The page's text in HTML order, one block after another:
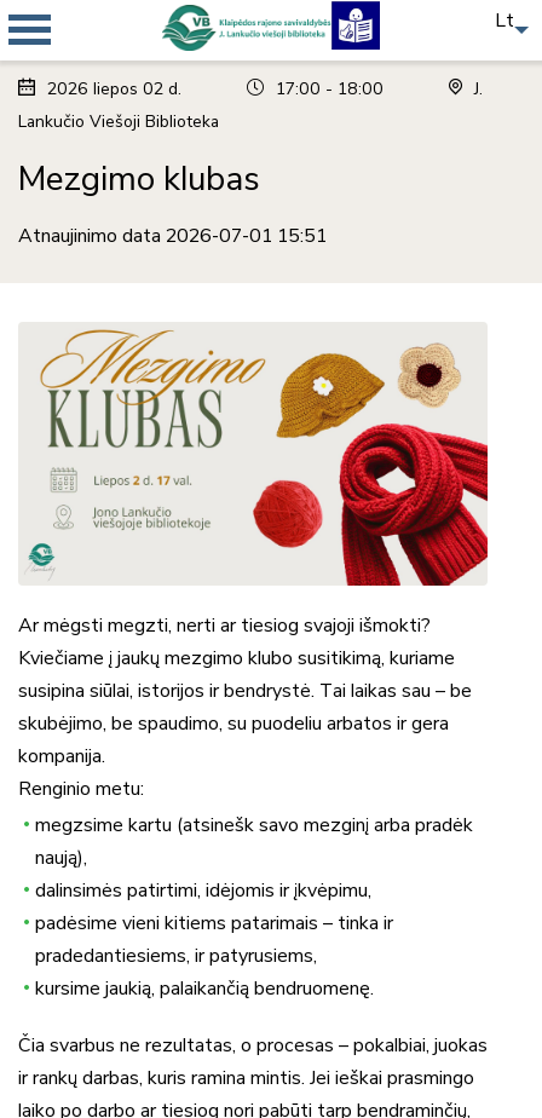
2026 liepos 02 d. 17:00 - 18:00
J.
Lankučio Viešoji Biblioteka
Mezgimo klubas
Atnaujinimo data 2026-07-01 15:51
Ar mėgsti megzti, nerti ar tiesiog svajoji išmokti?
Kviečiame į jaukų mezgimo klubo susitikimą, kuriame
susipina siūlai, istorijos ir bendrystė. Tai laikas sau – be
skubėjimo, be spaudimo, su puodeliu arbatos ir gera
kompanija.
Renginio metu:
megzsime kartu (atsinešk savo mezginį arba pradėk
naują),
dalinsimės patirtimi, idėjomis ir įkvėpimu,
padėsime vieni kitiems patarimais – tinka ir
pradedantiesiems, ir patyrusiems,
kursime jaukią, palaikančią bendruomenę.
Čia svarbus ne rezultatas, o procesas – pokalbiai, juokas
ir rankų darbas, kuris ramina mintis. Jei ieškai prasmingo
laiko po darbo ar tiesiog nori pabūti tarp bendraminčių,
Lt